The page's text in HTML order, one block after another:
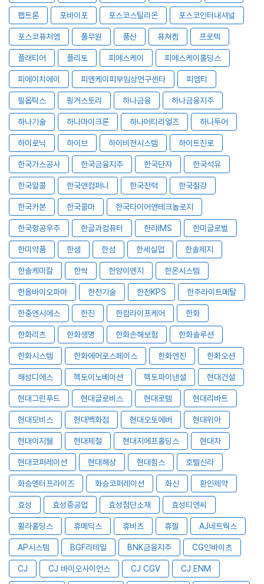
펩트론 포바이포 포스코스틸리온 포스코인터내셔널
포스코퓨처엠 풀무원 풍산 퓨쳐켐 프로텍
플래티어 플리토 피에스케이 피에스케이홀딩스
피에이치에이 피엔케이피부임상연구센타 피엠티
필옵틱스 핑거스토리 하나금융 하나금융지주
하나기술 하나마이크론 하나머티리얼즈 하나투어
하이로닉 하이브 하이비젼시스템 하이트진로
한국가스공사 한국금융지주 한국단자 한국석유
한국알콜 한국앤컴퍼니 한국전력 한국철강
한국카본 한국콜마 한국타이어앤테크놀로지
한국항공우주 한글과컴퓨터 한라IMS 한미글로벌
한미약품 한샘 한섬 한세실업 한솔제지
한솔케미칼 한싹 한양이엔지 한온시스템
한올바이오파마 한전기술 한전KPS 한주라이트메탈
한중엔시에스 한진 한컴라이프케어 한화
한화리츠 한화생명 한화손해보험 한화솔루션
한화시스템 한화에어로스페이스 한화엔진 한화오션
해성디에스 헥토이노베이션 헥토파이낸셜 현대건설
현대그린푸드 현대글로비스 현대로템 현대리바트
현대모비스 현대백화점 현대오토에버 현대위아
현대이지웰 현대제철 현대지에프홀딩스 현대차
현대코퍼레이션 현대해상 현대힘스 호텔신라
화승엔터프라이즈 화승코퍼레이션 화신 환인제약
효성 효성중공업 효성첨단소재 효성티앤씨
휠라홀딩스 휴메딕스 휴비츠 휴젤 AJ네트웍스
AP시스템 BGF리테일 BNK금융지주 CG인바이츠
CJ CJ 바이오사이언스 CJ CGV CJ ENM